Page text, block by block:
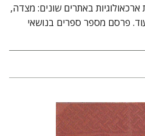
באתרים שונים: מצדה,
פרסם מספר ספרים בנושאי